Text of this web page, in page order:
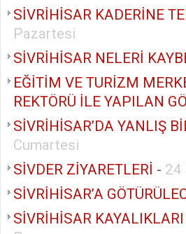
SİVRİHİSAR KADERİNE
Pazartesi
SİVRİHİSAR NELERİ
EĞİTİM VE TURİZM
REKTÖRÜ İLE YAPILAN
SİVRİHİSAR’DA YANLIŞ
Cumartesi
SİVDER ZİYARETLERİ - 24
SİVRİHİSAR’A
SİVRİHİSAR